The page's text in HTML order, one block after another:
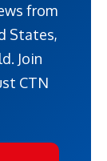
from
States,
Join
CTN